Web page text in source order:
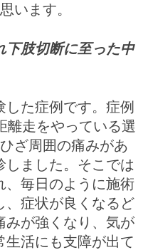
います。
肢切断に至った中
た症例です。症例
離走をやっている選
ざ周囲の痛みがあ
しました。そこでは
、毎日のように施術
、症状が良くなるど
みが強くなり、気が
活にも支障が出て